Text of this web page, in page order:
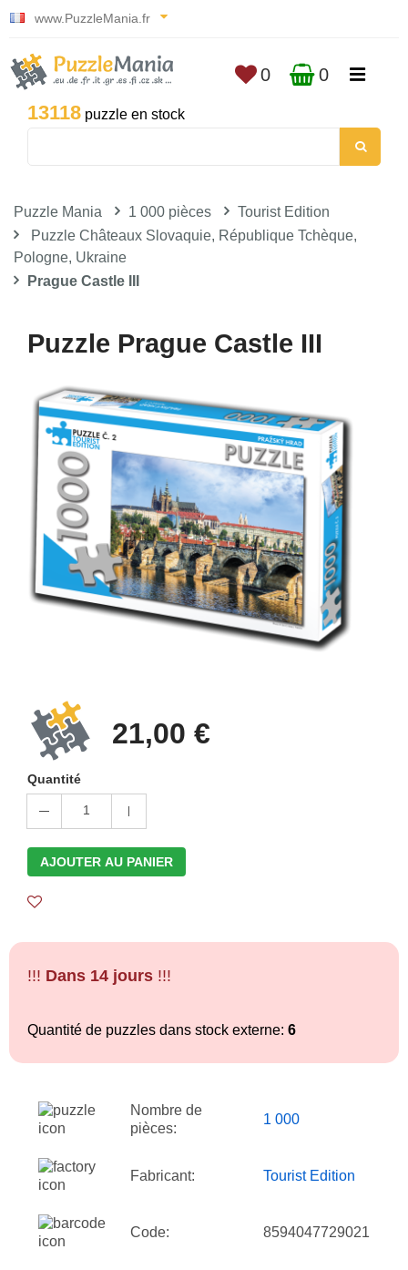
www.PuzzleMania.fr
13118 puzzle en stock
0 0
Puzzle Mania 1 000 pièces
Tourist Edition
Puzzle Châteaux Slovaquie, République Tchèque,
Pologne, Ukraine
Prague Castle III
Puzzle Prague Castle III
21,00 €
Quantité
1
AJOUTER AU PANIER
!!! Dans 14 jours !!!
Quantité de puzzles dans stock externe: 6
Nombre de
pièces:
1 000
Fabricant: Tourist Edition
Code: 8594047729021